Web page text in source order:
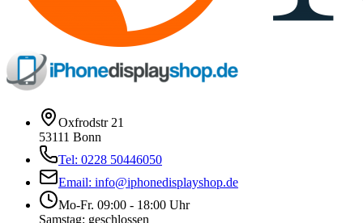
Oxfrodstr 21
53111 Bonn
Tel: 0228 50446050
Email: info@iphonedisplayshop.de
Mo-Fr. 09:00 - 18:00 Uhr
Samstag: geschlossen